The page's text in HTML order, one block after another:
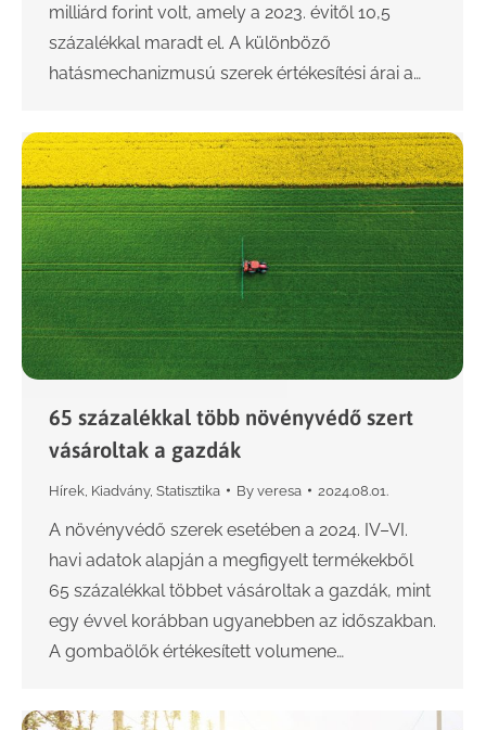
milliárd forint volt, amely a 2023. évitől 10,5
százalékkal maradt el. A különböző
hatásmechanizmusú szerek értékesítési árai a…
65 százalékkal több növényvédő szert
vásároltak a gazdák
Hírek Kiadvány, Statisztika By veresa 2024.08.01.
A növényvédő szerek esetében a 2024. IV–VI.
havi adatok alapján a megfigyelt termékekből
65 százalékkal többet vásároltak a gazdák, mint
egy évvel korábban ugyanebben az időszakban.
A gombaölők értékesített volumene…